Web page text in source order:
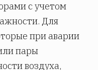
с учетом
Для
при аварии
пары
воздуха,